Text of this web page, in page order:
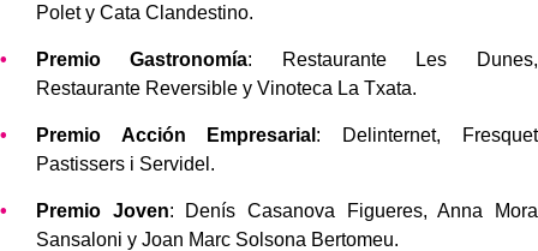
Polet y Cata Clandestino.
Premio Gastronomía: Restaurante Les Dunes,
Restaurante Reversible y Vinoteca La Txata.
Premio Acción Empresarial : Delinternet, Fresquet
Pastissers i Servidel.
Premio Joven: Denís Casanova Figueres, Anna Mora
Sansaloni y Joan Marc Solsona Bertomeu.